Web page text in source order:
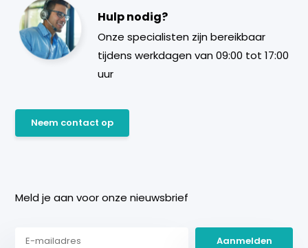
Hulp nodig?
Onze specialisten zijn bereikbaar
tijdens werkdagen van 09:00 tot 17:00
uur
Neem contact op
Meld je aan voor onze nieuwsbrief
Aanmelden